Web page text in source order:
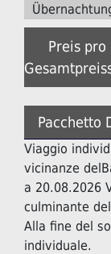
Preis pro
Pacchetto
Viaggio
vicinanze
a 20.08.2026
culminante
Alla fine del
individuale.